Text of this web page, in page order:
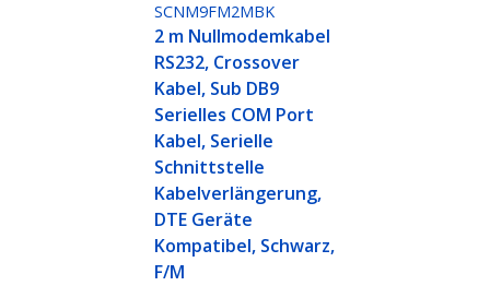
SCNM9FM2MBK
2 m Nullmodemkabel
RS232, Crossover
Kabel, Sub DB9
Serielles COM Port
Kabel, Serielle
Schnittstelle
Kabelverlängerung,
DTE Geräte
Kompatibel, Schwarz,
F/M